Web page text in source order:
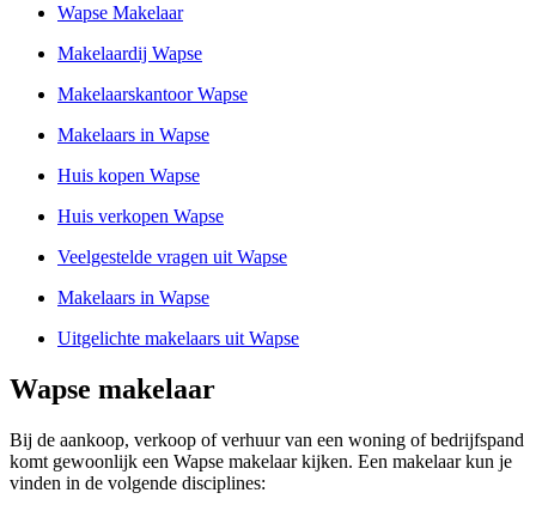
Wapse Makelaar
Makelaardij Wapse
Makelaarskantoor Wapse
Makelaars in Wapse
Huis kopen Wapse
Huis verkopen Wapse
Veelgestelde vragen uit Wapse
Makelaars in Wapse
Uitgelichte makelaars uit Wapse
Wapse makelaar
Bij de aankoop, verkoop of verhuur van een woning of bedrijfspand
komt gewoonlijk een Wapse makelaar kijken. Een makelaar kun je
vinden in de volgende disciplines: